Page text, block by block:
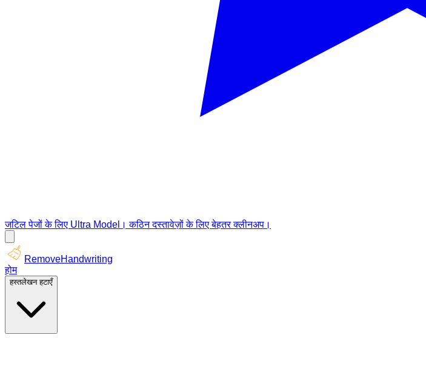
जटिल पेजों के लिए Ultra Model। कठिन दस्तावेज़ों के लिए बेहतर क्लीनअप।
RemoveHandwriting
होम
हस्तलेखन हटाएँ